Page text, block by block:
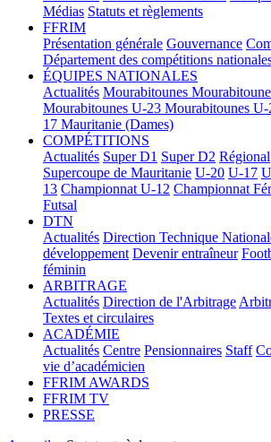
Médias Statuts et règlements
FFRIM
Présentation générale Gouvernance
Département des compétitions
ÉQUIPES NATIONALES
Actualités Mourabitounes
Mourabitounes U-23 Mourabitounes U-
17 Mauritanie (Dames)
COMPÉTITIONS
Actualités Super D1 Super D2 Régional
Supercoupe de Mauritanie U-20 U-17
13 Championnat U-12 Championnat
Futsal
DTN
Actualités Direction Technique
développement Devenir entraîneur
féminin
ARBITRAGE
Actualités Direction de l'Arbitrage
Textes et circulaires
ACADÉMIE
Actualités Centre Pensionnaires Staff
vie d’académicien
FFRIM AWARDS
FFRIM TV
PRESSE